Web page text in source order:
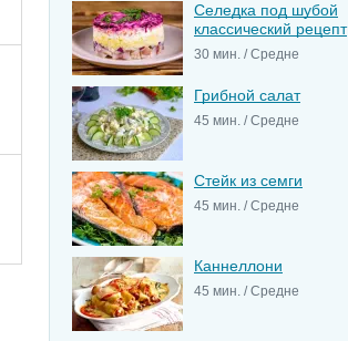
Селедка под шубой
классический рецепт
30 мин. / Средне
Грибной салат
45 мин. / Средне
Стейк из семги
45 мин. / Средне
Каннеллони
45 мин. / Средне